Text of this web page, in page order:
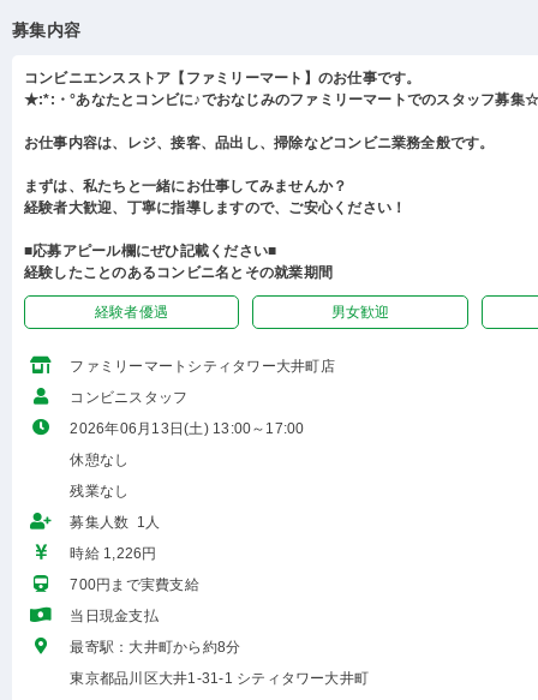
募集内容
コンビニエンスストア【ファミリーマート】のお仕事です。
★:*:・°あなたとコンビに♪でおなじみのファミリーマートでのスタッフ募集
お仕事内容は、レジ、接客、品出し、掃除などコンビニ業務全般です。
まずは、私たちと一緒にお仕事してみませんか？
経験者大歓迎、丁寧に指導しますので、ご安心ください！
■応募アピール欄にぜひ記載ください■
経験したことのあるコンビニ名とその就業期間
経験者優遇 男女歓迎
ファミリーマートシティタワー大井町店
コンビニスタッフ
2026年06月13日(土) 13:00～17:00
休憩なし
残業なし
募集人数 1人
時給 1,226円
700円まで実費支給
当日現金支払
最寄駅：大井町から約8分
東京都品川区大井1-31-1 シティタワー大井町